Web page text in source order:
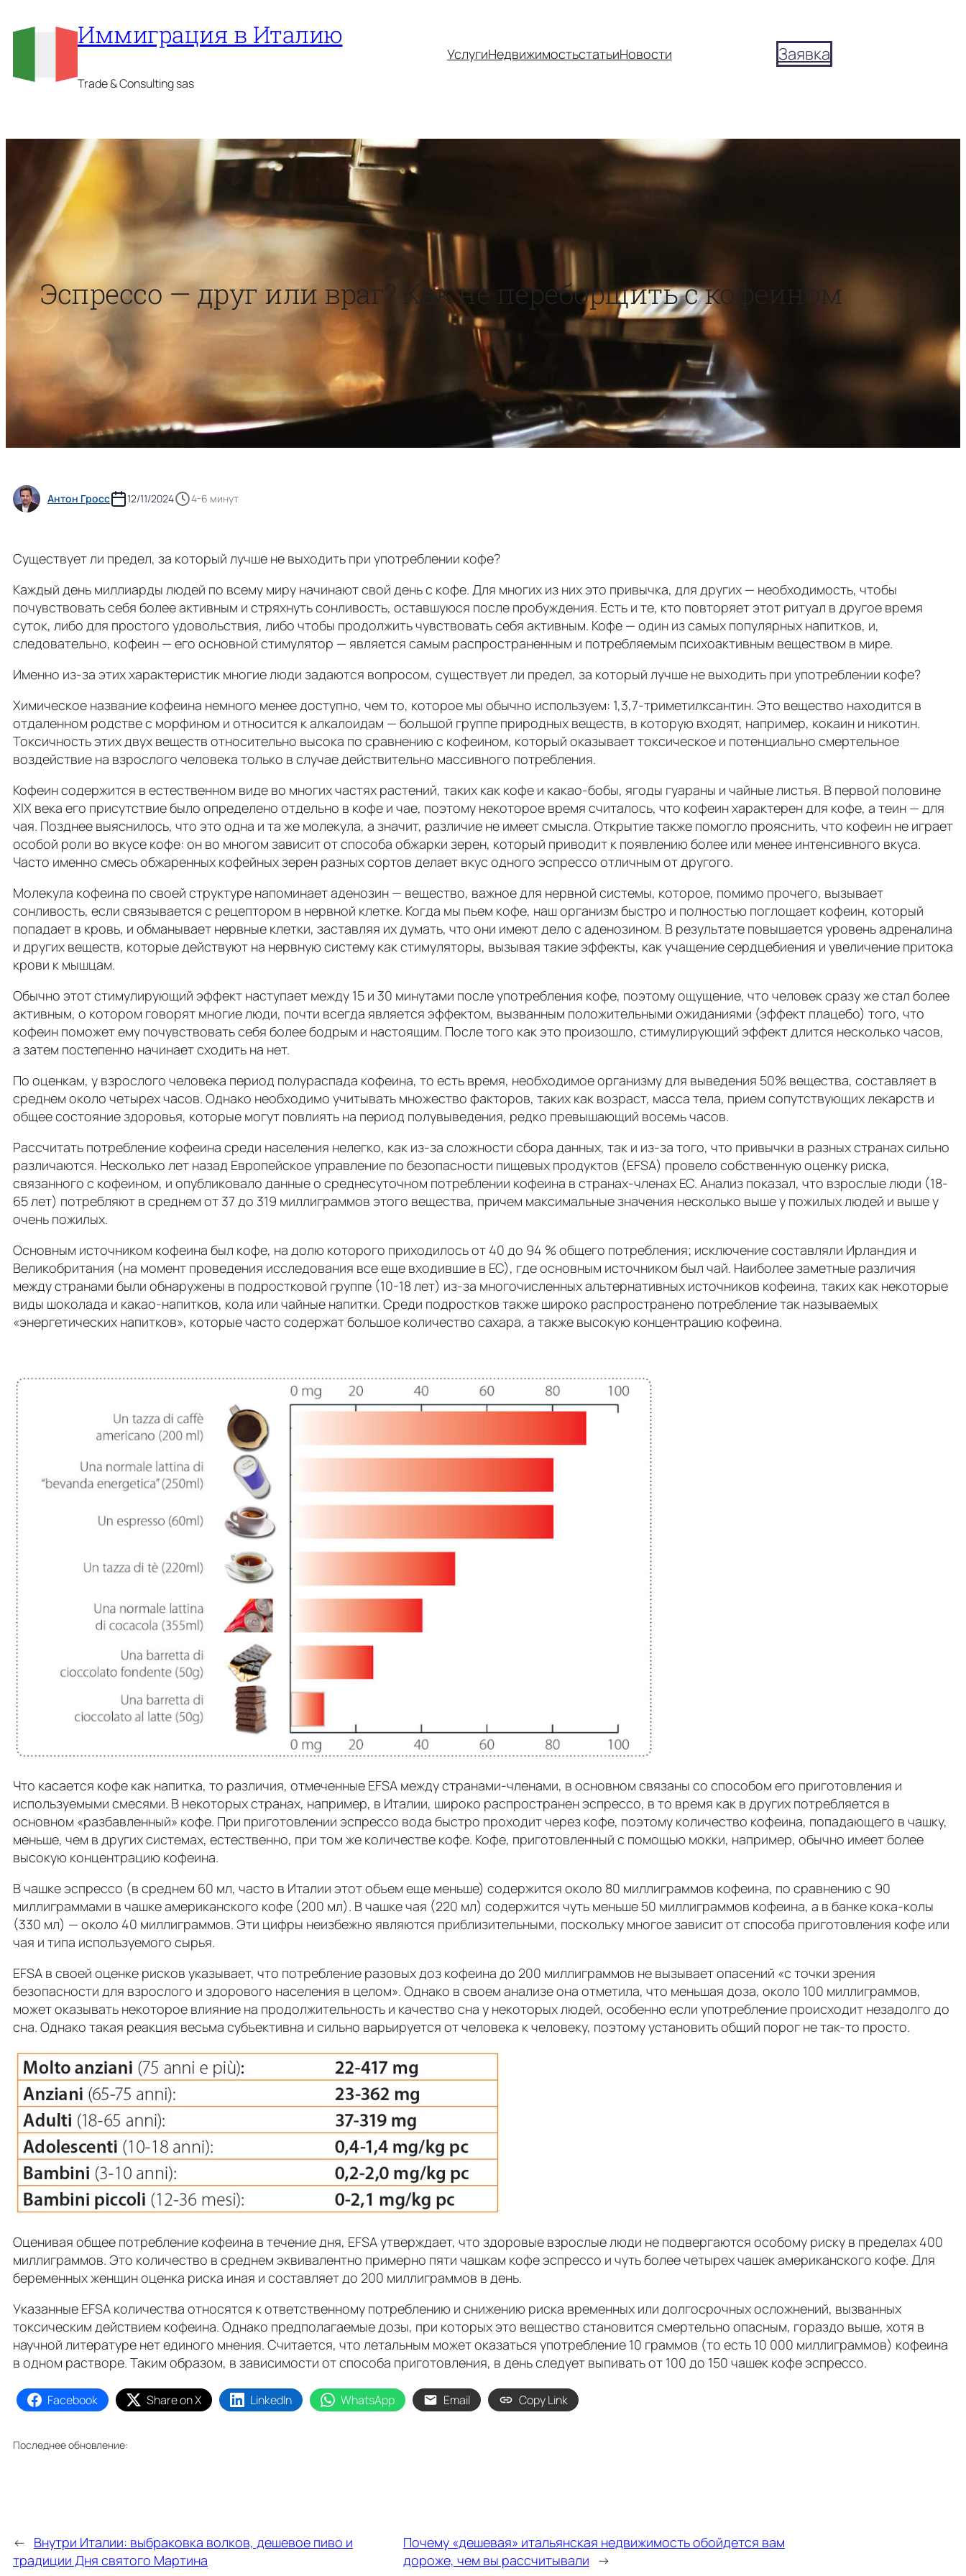
Иммиграция в Италию
Trade & Consulting sas
УслугиНедвижимостьстатьиНовости Заявка
Эспрессо — друг или враг? Как не переборщить с кофеином
Антон Гросс 12/11/2024 4-6 минут
Cуществует ли предел, за который лучше не выходить при употреблении кофе?
Каждый день миллиарды людей по всему миру начинают свой день с кофе. Для многих из них это привычка, для других — необходимость, чтобы
почувствовать себя более активным и стряхнуть сонливость, оставшуюся после пробуждения. Есть и те, кто повторяет этот ритуал в другое время
суток, либо для простого удовольствия, либо чтобы продолжить чувствовать себя активным. Кофе — один из самых популярных напитков, и,
следовательно, кофеин — его основной стимулятор — является самым распространенным и потребляемым психоактивным веществом в мире.
Именно из-за этих характеристик многие люди задаются вопросом, существует ли предел, за который лучше не выходить при употреблении кофе?
Химическое название кофеина немного менее доступно, чем то, которое мы обычно используем: 1,3,7-триметилксантин. Это вещество находится в
отдаленном родстве с морфином и относится к алкалоидам — большой группе природных веществ, в которую входят, например, кокаин и никотин.
Токсичность этих двух веществ относительно высока по сравнению с кофеином, который оказывает токсическое и потенциально смертельное
воздействие на взрослого человека только в случае действительно массивного потребления.
Кофеин содержится в естественном виде во многих частях растений, таких как кофе и какао-бобы, ягоды гуараны и чайные листья. В первой половине
XIX века его присутствие было определено отдельно в кофе и чае, поэтому некоторое время считалось, что кофеин характерен для кофе, а теин — для
чая. Позднее выяснилось, что это одна и та же молекула, а значит, различие не имеет смысла. Открытие также помогло прояснить, что кофеин не играет
особой роли во вкусе кофе: он во многом зависит от способа обжарки зерен, который приводит к появлению более или менее интенсивного вкуса.
Часто именно смесь обжаренных кофейных зерен разных сортов делает вкус одного эспрессо отличным от другого.
Молекула кофеина по своей структуре напоминает аденозин — вещество, важное для нервной системы, которое, помимо прочего, вызывает
сонливость, если связывается с рецептором в нервной клетке. Когда мы пьем кофе, наш организм быстро и полностью поглощает кофеин, который
попадает в кровь, и обманывает нервные клетки, заставляя их думать, что они имеют дело с аденозином. В результате повышается уровень адреналина
и других веществ, которые действуют на нервную систему как стимуляторы, вызывая такие эффекты, как учащение сердцебиения и увеличение притока
крови к мышцам.
Обычно этот стимулирующий эффект наступает между 15 и 30 минутами после употребления кофе, поэтому ощущение, что человек сразу же стал более
активным, о котором говорят многие люди, почти всегда является эффектом, вызванным положительными ожиданиями (эффект плацебо) того, что
кофеин поможет ему почувствовать себя более бодрым и настоящим. После того как это произошло, стимулирующий эффект длится несколько часов,
а затем постепенно начинает сходить на нет.
По оценкам, у взрослого человека период полураспада кофеина, то есть время, необходимое организму для выведения 50% вещества, составляет в
среднем около четырех часов. Однако необходимо учитывать множество факторов, таких как возраст, масса тела, прием сопутствующих лекарств и
общее состояние здоровья, которые могут повлиять на период полувыведения, редко превышающий восемь часов.
Рассчитать потребление кофеина среди населения нелегко, как из-за сложности сбора данных, так и из-за того, что привычки в разных странах сильно
различаются. Несколько лет назад Европейское управление по безопасности пищевых продуктов (EFSA) провело собственную оценку риска,
связанного с кофеином, и опубликовало данные о среднесуточном потреблении кофеина в странах-членах ЕС. Анализ показал, что взрослые люди (18-
65 лет) потребляют в среднем от 37 до 319 миллиграммов этого вещества, причем максимальные значения несколько выше у пожилых людей и выше у
очень пожилых.
Основным источником кофеина был кофе, на долю которого приходилось от 40 до 94 % общего потребления; исключение составляли Ирландия и
Великобритания (на момент проведения исследования все еще входившие в ЕС), где основным источником был чай. Наиболее заметные различия
между странами были обнаружены в подростковой группе (10-18 лет) из-за многочисленных альтернативных источников кофеина, таких как некоторые
виды шоколада и какао-напитков, кола или чайные напитки. Среди подростков также широко распространено потребление так называемых
«энергетических напитков», которые часто содержат большое количество сахара, а также высокую концентрацию кофеина.
Что касается кофе как напитка, то различия, отмеченные EFSA между странами-членами, в основном связаны со способом его приготовления и
используемыми смесями. В некоторых странах, например, в Италии, широко распространен эспрессо, в то время как в других потребляется в
основном «разбавленный» кофе. При приготовлении эспрессо вода быстро проходит через кофе, поэтому количество кофеина, попадающего в чашку,
меньше, чем в других системах, естественно, при том же количестве кофе. Кофе, приготовленный с помощью мокки, например, обычно имеет более
высокую концентрацию кофеина.
В чашке эспрессо (в среднем 60 мл, часто в Италии этот объем еще меньше) содержится около 80 миллиграммов кофеина, по сравнению с 90
миллиграммами в чашке американского кофе (200 мл). В чашке чая (220 мл) содержится чуть меньше 50 миллиграммов кофеина, а в банке кока-колы
(330 мл) — около 40 миллиграммов. Эти цифры неизбежно являются приблизительными, поскольку многое зависит от способа приготовления кофе или
чая и типа используемого сырья.
EFSA в своей оценке рисков указывает, что потребление разовых доз кофеина до 200 миллиграммов не вызывает опасений «с точки зрения
безопасности для взрослого и здорового населения в целом». Однако в своем анализе она отметила, что меньшая доза, около 100 миллиграммов,
может оказывать некоторое влияние на продолжительность и качество сна у некоторых людей, особенно если употребление происходит незадолго до
сна. Однако такая реакция весьма субъективна и сильно варьируется от человека к человеку, поэтому установить общий порог не так-то просто.
Оценивая общее потребление кофеина в течение дня, EFSA утверждает, что здоровые взрослые люди не подвергаются особому риску в пределах 400
миллиграммов. Это количество в среднем эквивалентно примерно пяти чашкам кофе эспрессо и чуть более четырех чашек американского кофе. Для
беременных женщин оценка риска иная и составляет до 200 миллиграммов в день.
Указанные EFSA количества относятся к ответственному потреблению и снижению риска временных или долгосрочных осложнений, вызванных
токсическим действием кофеина. Однако предполагаемые дозы, при которых это вещество становится смертельно опасным, гораздо выше, хотя в
научной литературе нет единого мнения. Считается, что летальным может оказаться употребление 10 граммов (то есть 10 000 миллиграммов) кофеина
в одном растворе. Таким образом, в зависимости от способа приготовления, в день следует выпивать от 100 до 150 чашек кофе эспрессо.
Facebook Share on X LinkedIn WhatsApp Email Copy Link
Последнее обновление:
← Внутри Италии: выбраковка волков, дешевое пиво и
традиции Дня святого Мартина
Почему «дешевая» итальянская недвижимость обойдется вам
дороже, чем вы рассчитывали →